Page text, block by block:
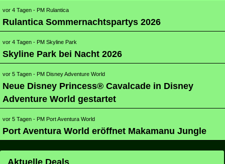
- PM Rulantica
Rulantica Sommernachtspartys 2026
- PM Skyline Park
Skyline Park bei Nacht 2026
- PM Disney Adventure World
Neue Disney Princess® Cavalcade in Disney
Adventure World gestartet
- PM Port Aventura World
Port Aventura World eröffnet Makamanu Jungle
Aktuelle Deals